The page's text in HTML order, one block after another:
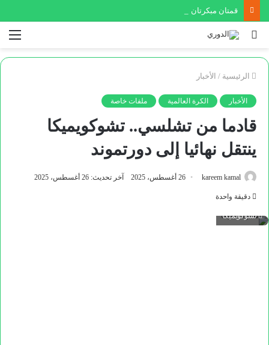
قمتان مبكرتان بين الفيصلي والوحدات في الدوري وكأس السوبر
بحث
الرئيسية / الأخبار
الأخبار الكرة العالمية ملفات خاصة
قادما من تشلسي.. تشوكويميكا
ينتقل نهائيا إلى دورتموند
kareem kamal 26 أغسطس، 2025 آخر تحديث: 26 أغسطس، 2025
دقيقة واحدة
تشوكويميكا